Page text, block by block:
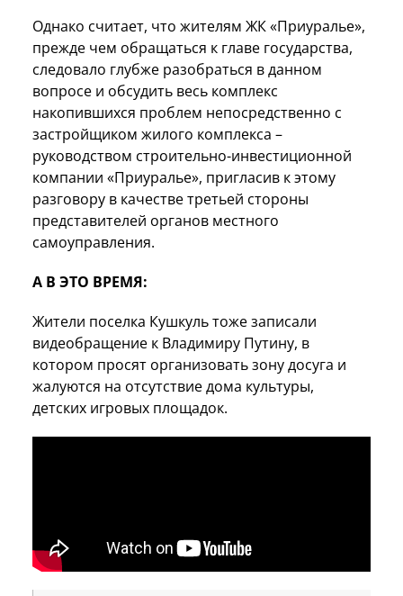
Однако считает, что жителям ЖК «Приуралье»,
прежде чем обращаться к главе государства,
следовало глубже разобраться в данном
вопросе и обсудить весь комплекс
накопившихся проблем непосредственно с
застройщиком жилого комплекса –
руководством строительно-инвестиционной
компании «Приуралье», пригласив к этому
разговору в качестве третьей стороны
представителей органов местного
самоуправления.
А В ЭТО ВРЕМЯ:
Жители поселка Кушкуль тоже записали
видеобращение к Владимиру Путину, в
котором просят организовать зону досуга и
жалуются на отсутствие дома культуры,
детских игровых площадок.